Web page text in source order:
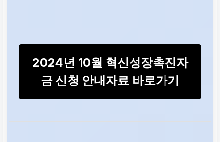
신분증 사본
본인 확인
2024년 10월 혁신성장촉진자
금 신청 안내자료 바로가기